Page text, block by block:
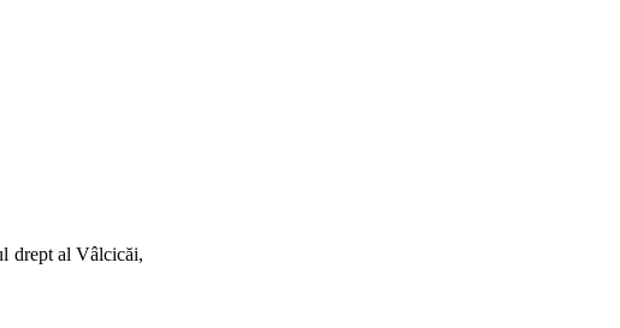
drept al Vâlcicăi,